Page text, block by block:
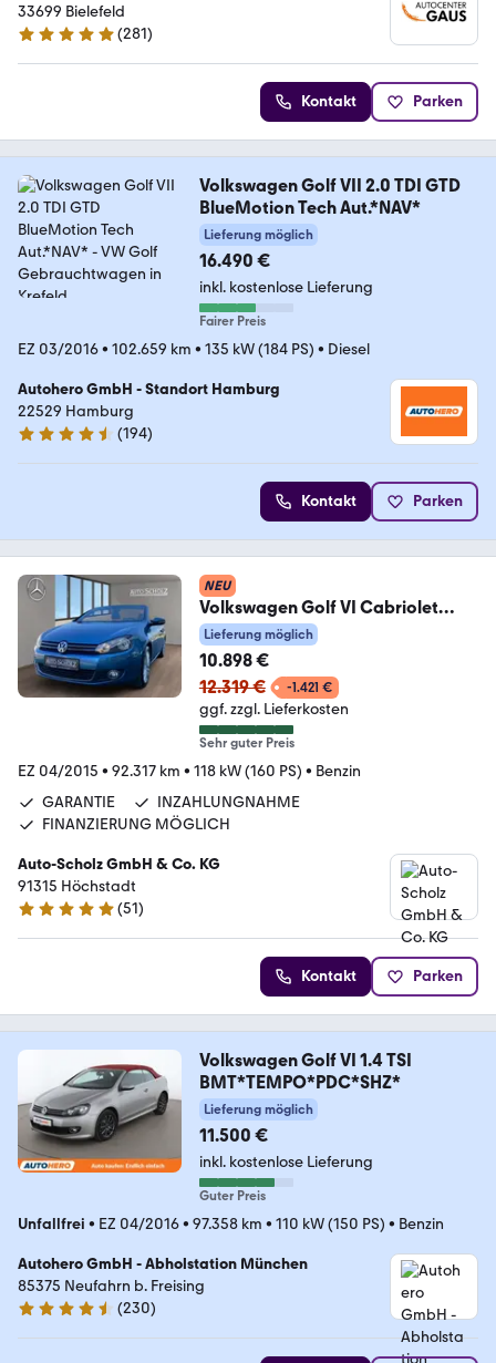
33699 Bielefeld
4.9 Sterne
(281)
Kontakt Parken
Volkswagen Golf VII 2.0 TDI GTD
BlueMotion Tech Aut.*NAV*
Lieferung möglich
16.490 €
inkl. kostenlose Lieferung
Fairer Preis
EZ 03/2016• 102.659 km • 135 kW (184 PS) • Diesel
Autohero GmbH - Standort Hamburg
22529 Hamburg
4.6 Sterne
(194)
Kontakt Parken
NEU
Volkswagen Golf VI Cabriolet
PARK
ASSIST+NAVI+WINDSCHOTT+BC
Lieferung möglich
10.898 €
12.319 €
-1.421 €
ggf. zzgl. Lieferkosten
Sehr guter Preis
EZ 04/2015 • 92.317 km • 118 kW (160 PS) • Benzin
GARANTIE
INZAHLUNGNAHME
FINANZIERUNG MÖGLICH
Auto-Scholz GmbH & Co. KG
91315 Höchstadt
4.8 Sterne
(51)
Kontakt Parken
Volkswagen Golf VI 1.4 TSI
BMT*TEMPO*PDC*SHZ*
Lieferung möglich
11.500 €
inkl. kostenlose Lieferung
Guter Preis
Unfallfrei • EZ 04/2016• 97.358 km • 110 kW (150 PS) • Benzin
Autohero GmbH - Abholstation München
85375 Neufahrn b. Freising
4.4 Sterne
(230)